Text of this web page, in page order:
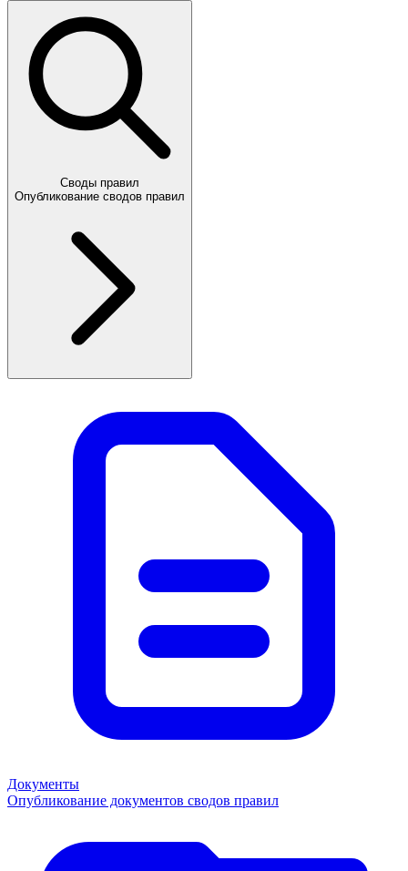
Своды правил
Опубликование сводов правил
Документы
Опубликование документов сводов правил